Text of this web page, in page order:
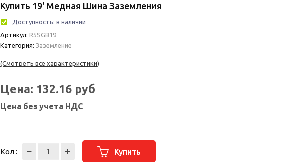
Купить 19' Медная Шина Заземления
Доступность: в наличии
Артикул: R5SGB19
Категория: Заземление
(Смотреть все характеристики)
Цена: 132.16 руб
Цена без учета НДС
Кол : Купить